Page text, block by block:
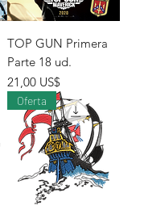
TOP GUN Primera
Parte 18 ud.
Precio
21,00 US$
Oferta